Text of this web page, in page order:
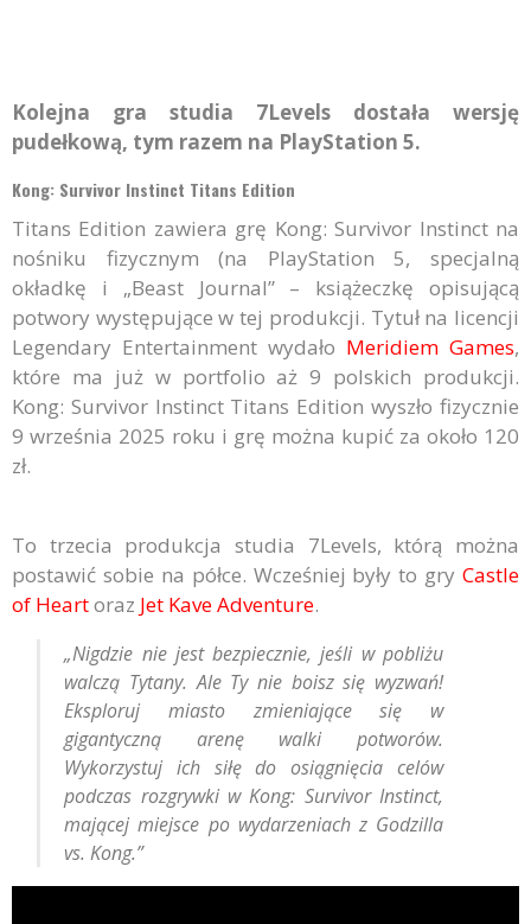
Kolejna gra studia 7Levels dostała wersję
pudełkową, tym razem na PlayStation 5.
Kong: Survivor Instinct Titans Edition
Titans Edition zawiera grę Kong: Survivor Instinct na
nośniku fizycznym (na PlayStation 5, specjalną
okładkę i „Beast Journal” – książeczkę opisującą
potwory występujące w tej produkcji. Tytuł na licencji
Legendary Entertainment wydało Meridiem Games,
które ma już w portfolio aż 9 polskich produkcji.
Kong: Survivor Instinct Titans Edition wyszło fizycznie
9 września 2025 roku i grę można kupić za około 120
zł.
To trzecia produkcja studia 7Levels, którą można
postawić sobie na półce. Wcześniej były to gry Castle
of Heartoraz Jet Kave Adventure.
„Nigdzie nie jest bezpiecznie, jeśli w pobliżu
walczą Tytany. Ale Ty nie boisz się wyzwań!
Eksploruj miasto zmieniające się w
gigantyczną arenę walki potworów.
Wykorzystuj ich siłę do osiągnięcia celów
podczas rozgrywki w Kong: Survivor Instinct,
mającej miejsce po wydarzeniach z Godzilla
vs. Kong.”